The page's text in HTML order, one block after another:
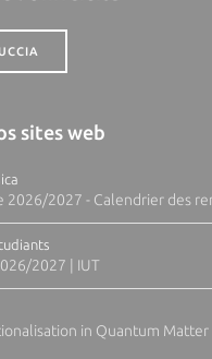
sites web
2026/2027 - Calendrier des
2027 | IUT
in Quantum Matter